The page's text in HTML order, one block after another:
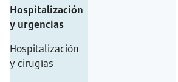
Hospitalización
y urgencias
Hospitalización
y cirugías